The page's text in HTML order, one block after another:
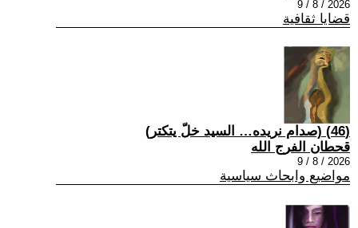
2026 / 8 / 9
قضايا ثقافية
(46) (صدام نريده… السيد خلّ يتكتر)
قحطان الفرج الله
2026 / 8 / 9
مواضيع وابحاث سياسية